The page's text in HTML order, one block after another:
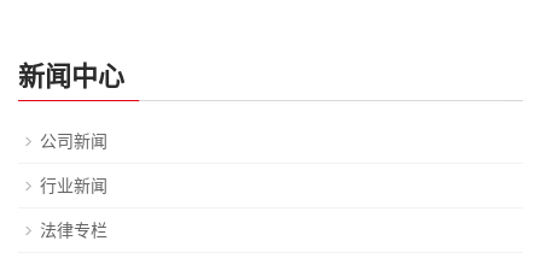
新闻中心
公司新闻
行业新闻
法律专栏